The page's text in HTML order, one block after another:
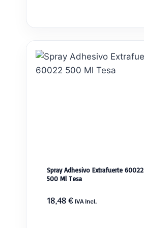
Spray Adhesivo Extrafuerte 60022
500 Ml Tesa
18,48€ IVA incl.